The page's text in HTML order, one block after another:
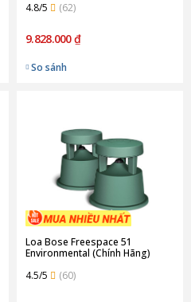
4.8/5
(62)
9.828.000 ₫
So sánh
Loa Bose Freespace 51
Environmental (Chính Hãng)
4.5/5
(60)